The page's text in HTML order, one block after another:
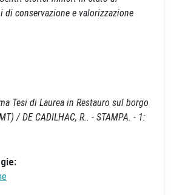
di conservazione e valorizzazione
Tesi di Laurea in Restauro sul borgo
/ DE CADILHAC, R.. - STAMPA. - 1: